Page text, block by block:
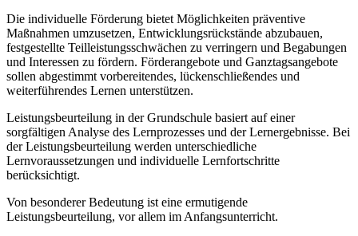
Die individuelle Förderung bietet Möglichkeiten präventive
Maßnahmen umzusetzen, Entwicklungsrückstände abzubauen,
festgestellte Teilleistungsschwächen zu verringern und Begabungen
und Interessen zu fördern. Förderangebote und Ganztagsangebote
sollen abgestimmt vorbereitendes, lückenschließendes und
weiterführendes Lernen unterstützen.
Leistungsbeurteilung in der Grundschule basiert auf einer
sorgfältigen Analyse des Lernprozesses und der Lernergebnisse. Bei
der Leistungsbeurteilung werden unterschiedliche
Lernvoraussetzungen und individuelle Lernfortschritte
berücksichtigt.
Von besonderer Bedeutung ist eine ermutigende
Leistungsbeurteilung, vor allem im Anfangsunterricht.